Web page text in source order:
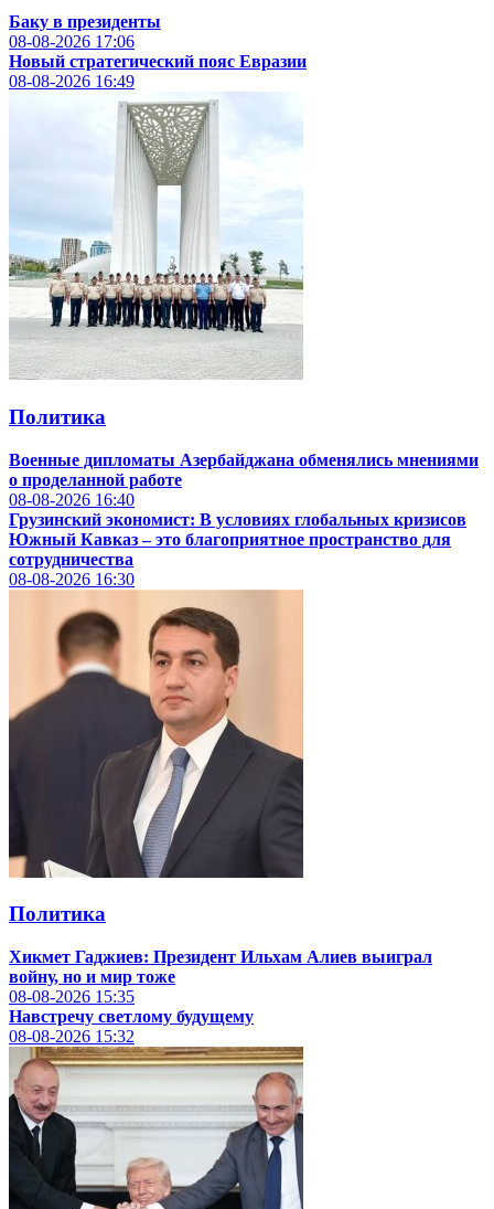
Баку в президенты
08-08-2026 17:06
Новый стратегический пояс Евразии
08-08-2026 16:49
Политика
Военные дипломаты Азербайджана обменялись мнениями
о проделанной работе
08-08-2026 16:40
Грузинский экономист: В условиях глобальных кризисов
Южный Кавказ – это благоприятное пространство для
сотрудничества
08-08-2026 16:30
Политика
Хикмет Гаджиев: Президент Ильхам Алиев выиграл
войну, но и мир тоже
08-08-2026 15:35
Навстречу светлому будущему
08-08-2026 15:32